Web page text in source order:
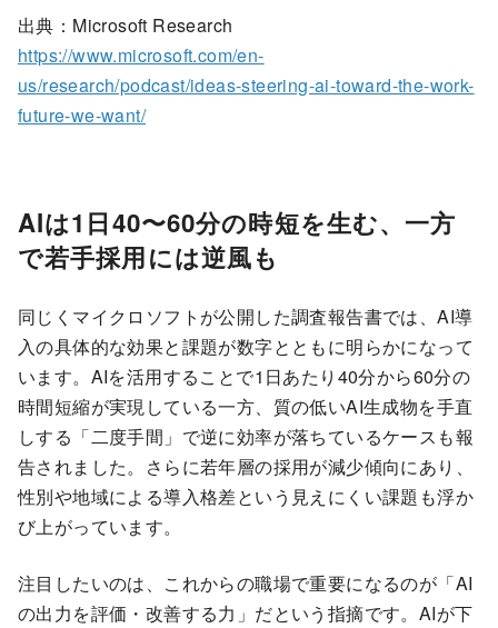
出典：Microsoft Research
https://www.microsoft.com/en-
us/research/podcast/ideas-steering-ai-toward-the-work-
future-we-want/
AIは1日40〜60分の時短を生む、一方
で若手採用には逆風も
同じくマイクロソフトが公開した調査報告書では、AI導
入の具体的な効果と課題が数字とともに明らかになって
います。AIを活用することで1日あたり40分から60分の
時間短縮が実現している一方、質の低いAI生成物を手直
しする「二度手間」で逆に効率が落ちているケースも報
告されました。さらに若年層の採用が減少傾向にあり、
性別や地域による導入格差という見えにくい課題も浮か
び上がっています。
注目したいのは、これからの職場で重要になるのが「AI
の出力を評価・改善する力」だという指摘です。AIが下